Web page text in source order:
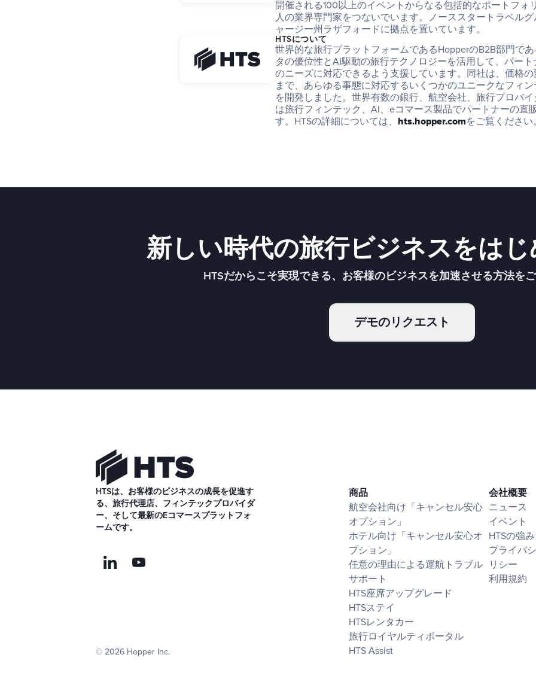
開催される100以上のイベントからなる包括的なポートフォ
人の業界専門家をつないでいます。ノーススタートラベル
ャージー州ラザフォードに拠点を置いています。
HTSについて
世界的な旅行プラットフォームであるHopperのB2B部門で
タの優位性とAI駆動の旅行テクノロジーを活用して、パー
のニーズに対応できるよう支援しています。同社は、価格
まで、あらゆる事態に対応するいくつかのユニークなフィ
を開発しました。世界有数の銀行、航空会社、旅行プロバ
は旅行フィンテック、AI、eコマース製品でパートナーの直
す。HTSの詳細については、
hts.hopper.comをご覧ください
新しい時代の旅行ビジネスをは
HTSだからこそ実現できる、お客様のビジネスを加速させる方法を
デモのリクエスト
HTSは、お客様のビジネスの成長を促進す
る、旅行代理店、フィンテックプロバイダ
ー、そして最新のEコマースプラットフォ
ームです。
© 2026 Hopper Inc.
商品
航空会社向け「キャンセル安心
オプション」
ホテル向け「キャンセル安心オ
プション」
任意の理由による運航トラブル
サポート
HTS座席アップグレード
HTSステイ
HTSレンタカー
旅行ロイヤルティポータル
HTS Assist
会社概要
ニュース
イベント
HTSの強み
プライバ
リシー
利用規約